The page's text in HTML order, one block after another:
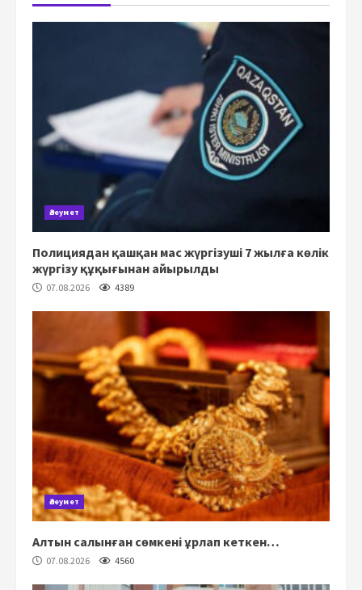
Әлеумет
Полициядан қашқан мас жүргізуші 7 жылға көлік
жүргізу құқығынан айырылды
07.08.2026 4389
Әлеумет
Алтын салынған сөмкені ұрлап кеткен…
07.08.2026 4560